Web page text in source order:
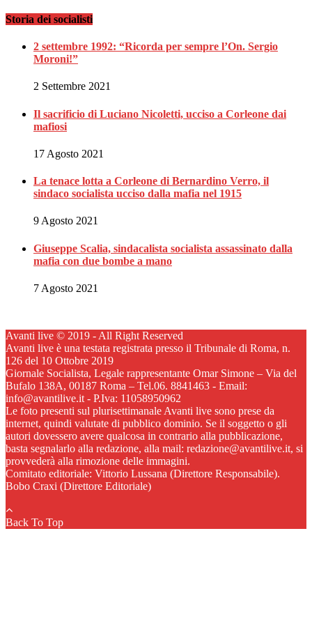
Storia dei socialisti
2 settembre 1992: “Ricorda per sempre l’On. Sergio
Moroni!”
2 Settembre 2021
Il sacrificio di Luciano Nicoletti, ucciso a Corleone dai
mafiosi
17 Agosto 2021
La tenace lotta a Corleone di Bernardino Verro, il
sindaco socialista ucciso dalla mafia nel 1915
9 Agosto 2021
Giuseppe Scalia, sindacalista socialista assassinato dalla
mafia con due bombe a mano
7 Agosto 2021
Avanti live © 2019 - All Right Reserved
Avanti live è una testata registrata presso il Tribunale di Roma, n.
126 del 10 Ottobre 2019
Giornale Socialista, Legale rappresentante Omar Simone – Via del
Bufalo 138A, 00187 Roma – Tel.06. 8841463 - Email:
info@avantilive.it - P.Iva: 11058950962
Le foto presenti sul plurisettimanale Avanti live sono prese da
internet, quindi valutate di pubblico dominio. Se il soggetto o gli
autori dovessero avere qualcosa in contrario alla pubblicazione,
basta segnalarlo alla redazione, alla mail: redazione@avantilive.it, si
provvederà alla rimozione delle immagini.
Comitato editoriale: Vittorio Lussana (Direttore Responsabile).
Bobo Craxi (Direttore Editoriale)
Back To Top